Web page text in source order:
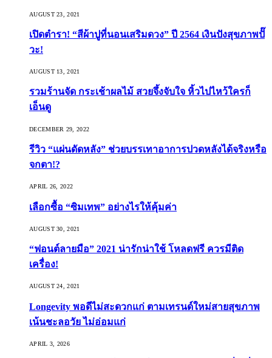
AUGUST 23, 2021
เปิดตำรา! “สีผ้าปูที่นอนเสริมดวง” ปี 2564 เงินปังสุขภาพปั๊
วะ!
AUGUST 13, 2021
รวมร้านจัด กระเช้าผลไม้ สวยจึ้งจับใจ หิ้วไปไหว้ใครก็
เอ็นดู
DECEMBER 29, 2022
รีวิว “แผ่นดัดหลัง” ช่วยบรรเทาอาการปวดหลังได้จริงหรือ
จกตา!?
APRIL 26, 2022
เลือกซื้อ “ซิมเทพ” อย่างไรให้คุ้มค่า
AUGUST 30, 2021
“ฟอนต์ลายมือ” 2021 น่ารักน่าใช้ โหลดฟรี ควรมีติด
เครื่อง!
AUGUST 24, 2021
Longevity พอดีไม่สะดวกแก่ ตามเทรนด์ใหม่สายสุขภาพ
เน้นชะลอวัย ไม่อ่อมแก่
APRIL 3, 2026